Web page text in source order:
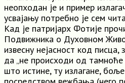
неопходан је и пример
усвајању потребно је сем
Кад је патријарх Фотије
Подвижника o Духовном
извесну нејасност код
да „не происходи од
што истине, ту излагане, боље